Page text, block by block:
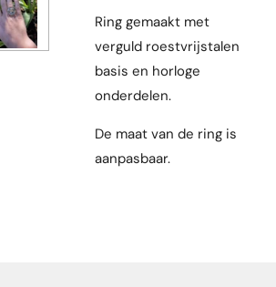
Ring gemaakt met
verguld roestvrijstalen
basis en horloge
onderdelen.
De maat van de ring is
aanpasbaar.